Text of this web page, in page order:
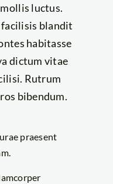
luctus.
blandit
habitasse
dictum vitae
Rutrum
bibendum.
praesent